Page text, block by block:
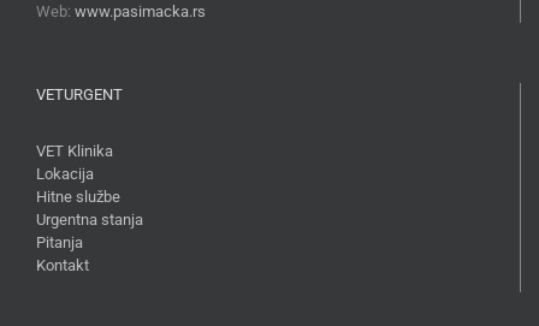
Web: www.pasimacka.rs
VETURGENT
VET Klinika
Lokacija
Hitne službe
Urgentna stanja
Pitanja
Kontakt